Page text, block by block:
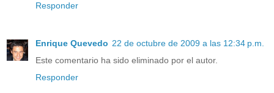
Responder
Enrique Quevedo 22 de octubre de 2009 a las 12:34 p.m.
Este comentario ha sido eliminado por el autor.
Responder